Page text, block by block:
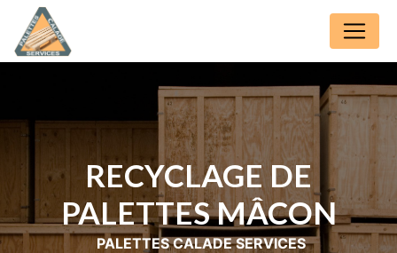
RECYCLAGE DE
PALETTES MÂCON
PALETTES CALADE SERVICES
Panneau de gestion des cookies